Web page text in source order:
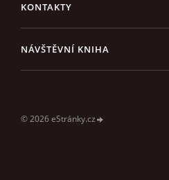
KONTAKTY
NÁVŠTĚVNÍ KNIHA
© 2026 eStránky.cz